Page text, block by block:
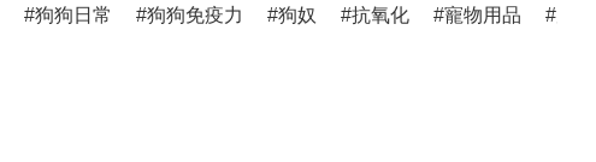
狗狗日常 狗狗免疫力 狗奴 抗氧化 寵物用品